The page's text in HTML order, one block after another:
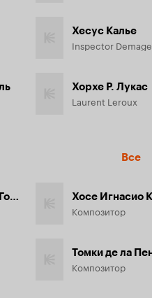
Хесус Калье
Inspector Demage
Хорхе Р. Лукас
Laurent Leroux
Все
Франсиско Родригес Гордильо Хосе Игнасио
Композитор
Томки де ла
Композитор